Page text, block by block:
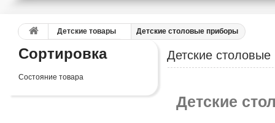
Детские товары Детские столовые приборы
Сортировка
Состояние товара
Детские
Детские